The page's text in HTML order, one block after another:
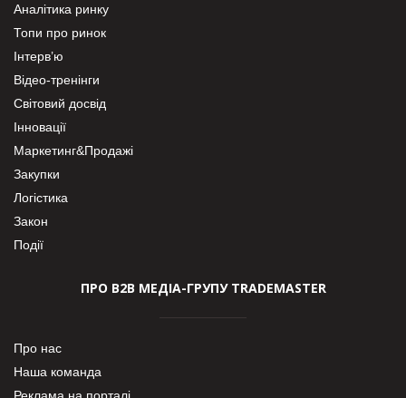
Аналітика ринку
Топи про ринок
Інтерв’ю
Відео-тренінги
Світовий досвід
Інновації
Маркетинг&Продажі
Закупки
Логістика
Закон
Події
ПРО В2В МЕДІА-ГРУПУ TRADEMASTER
Про нас
Наша команда
Реклама на порталі